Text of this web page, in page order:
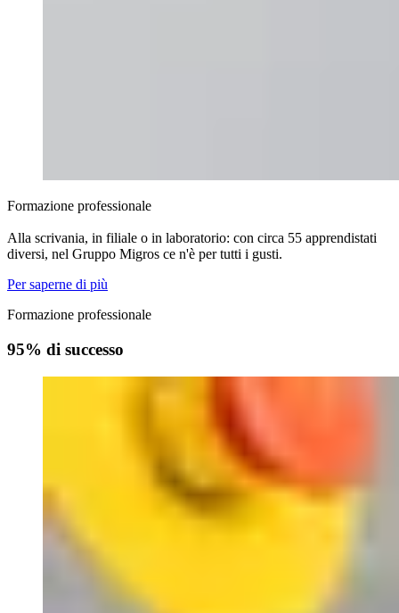
Formazione professionale
Alla scrivania, in filiale o in laboratorio: con circa 55 apprendistati
diversi, nel Gruppo Migros ce n'è per tutti i gusti.
Per saperne di più
Formazione professionale
95% di successo